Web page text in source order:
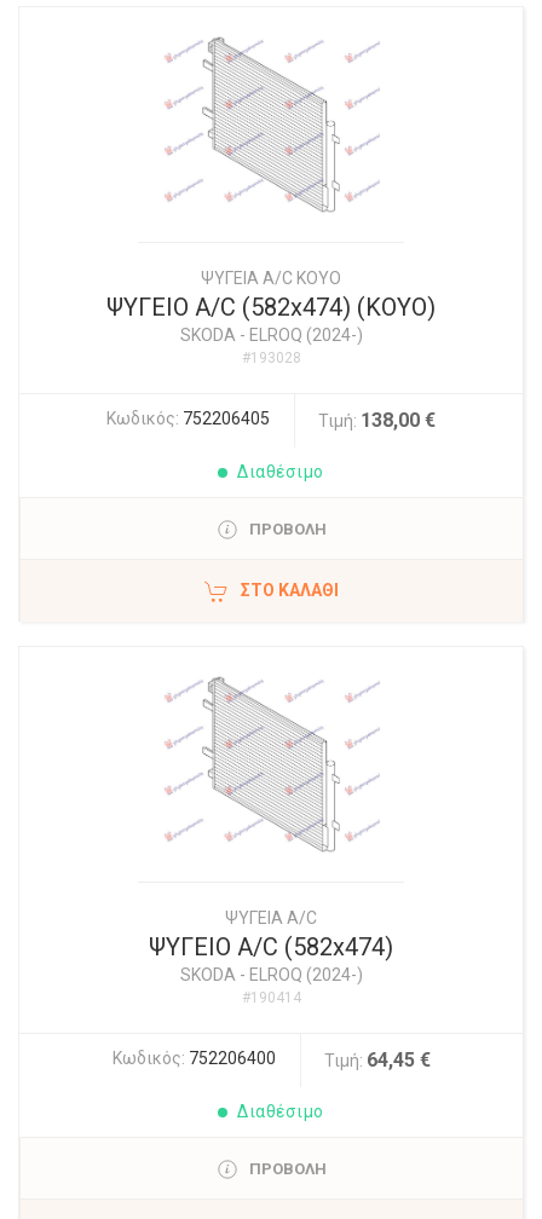
ΨΥΓΕΙΑ A/C KOYO
ΨΥΓΕΙΟ A/C (582x474) (KOYO)
SKODA - ELROQ (2024-)
#193028
Κωδικός: 752206405 Τιμή: 138,00 €
Διαθέσιμο
ΠΡΟΒΟΛΗ
ΣΤΟ ΚΑΛΆΘΙ
ΨΥΓΕΙΑ A/C
ΨΥΓΕΙΟ A/C (582x474)
SKODA - ELROQ (2024-)
#190414
Κωδικός: 752206400 Τιμή: 64,45 €
Διαθέσιμο
ΠΡΟΒΟΛΗ